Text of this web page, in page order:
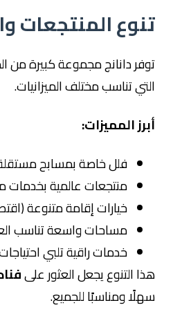
تنوع المنتجعات
توفر دانانج مجموعة كبيرة من
التي تناسب مختلف الميزانيات.
أبرز المميزات:
فلل خاصة بمسابح مستقلة
منتجعات عالمية بخدمات
خيارات إقامة متنوعة
مساحات واسعة تناسب
خدمات راقية تلبي احتياجات
هذا التنوع يجعل العثور على
سهلًا ومناسبًا للجميع.